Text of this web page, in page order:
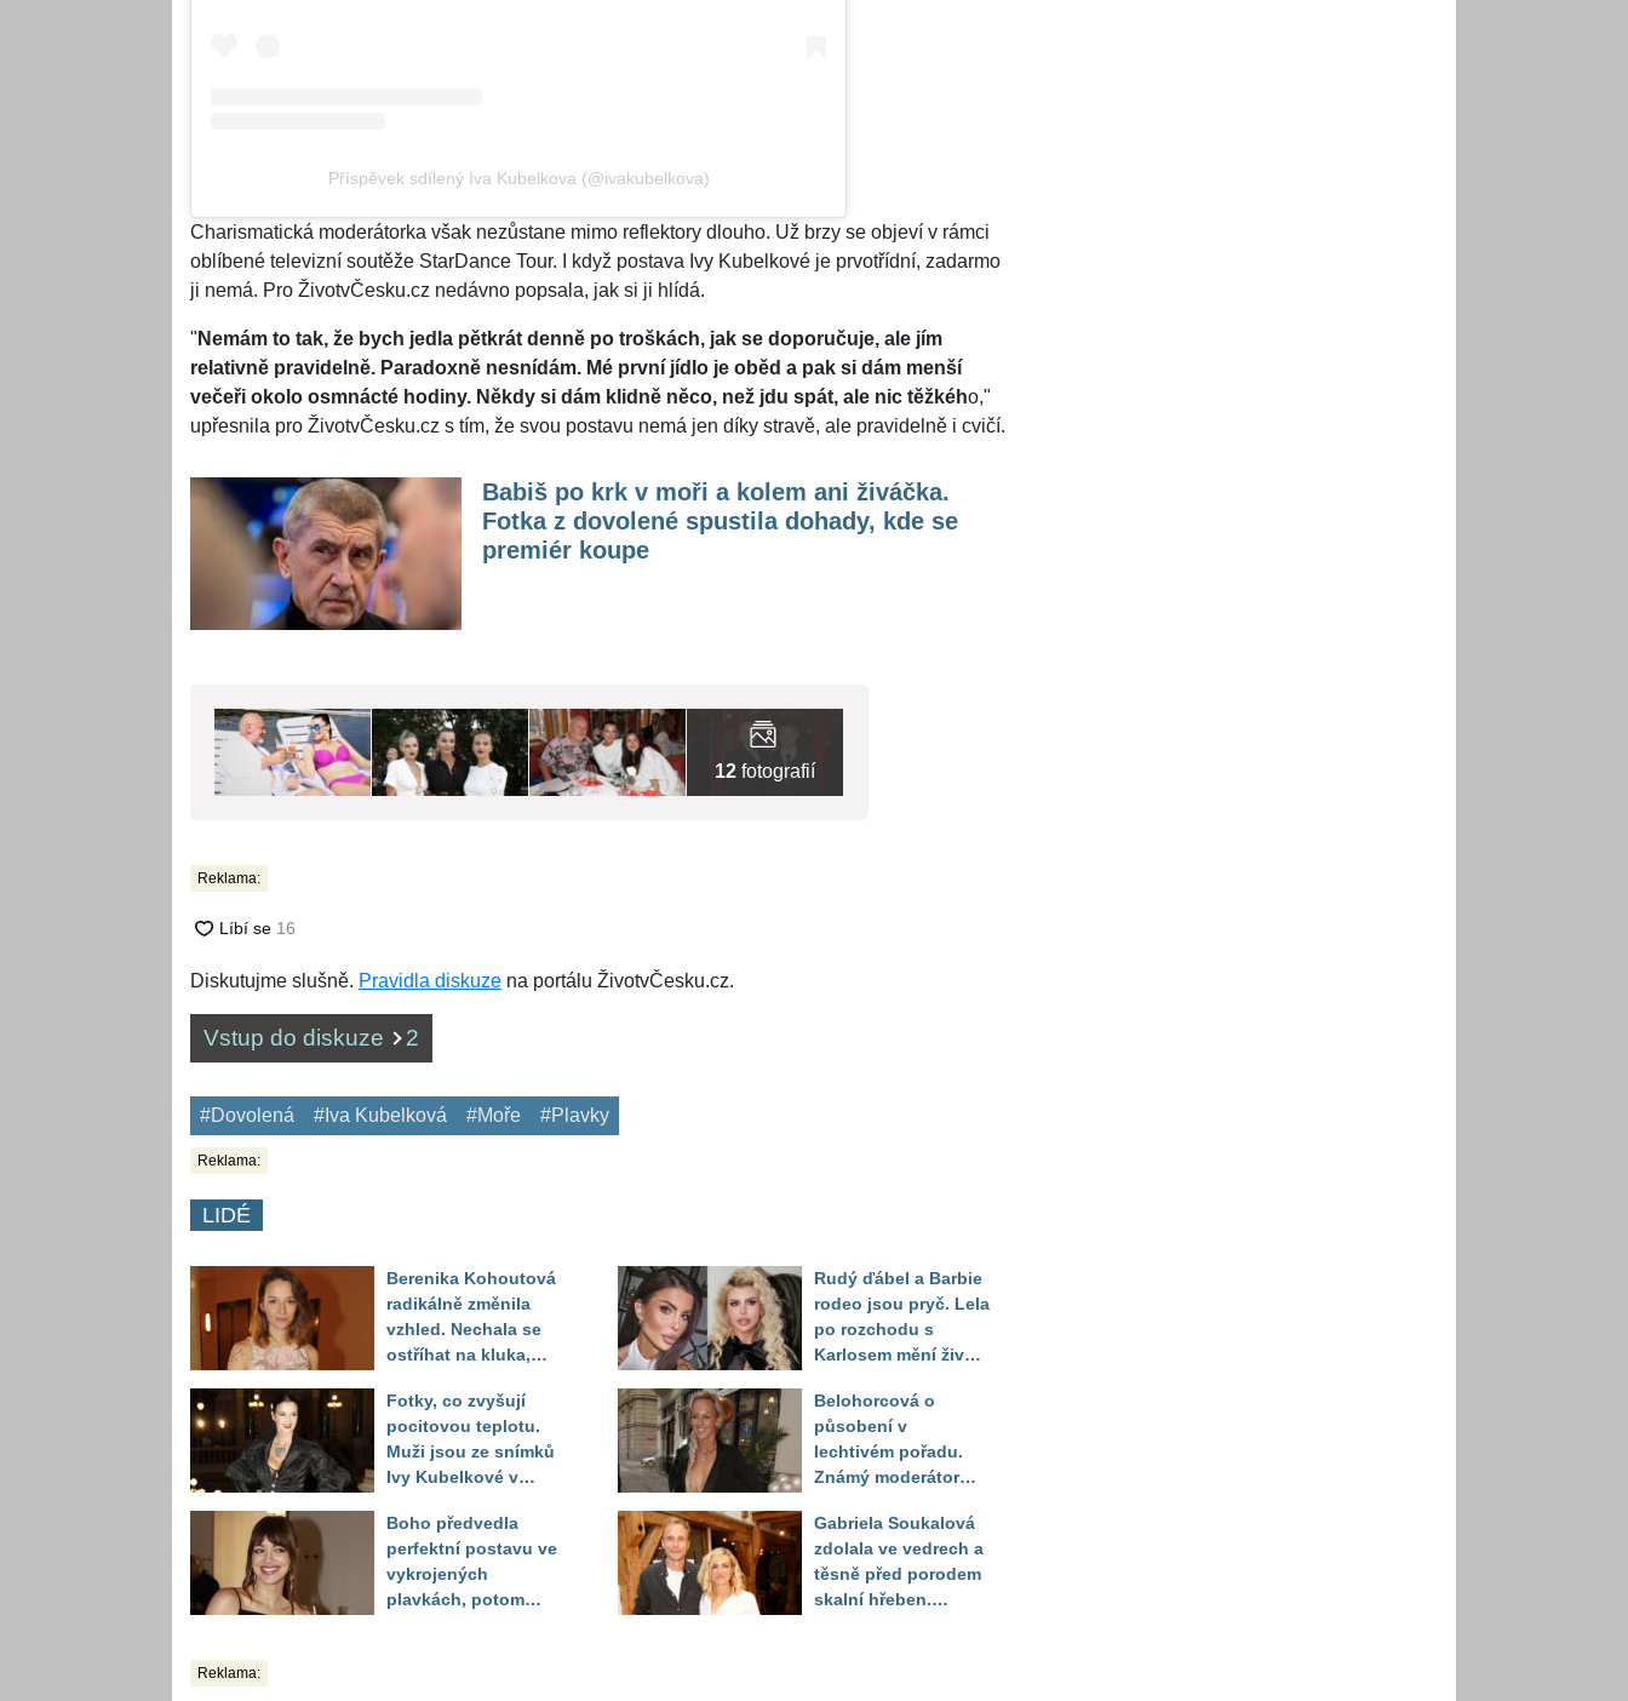
Příspěvek sdílený Iva Kubelkova (@ivakubelkova)
Charismatická moderátorka však nezůstane mimo reflektory dlouho. Už brzy se objeví v rámci
oblíbené televizní soutěže StarDance Tour. I když postava Ivy Kubelkové je prvotřídní, zadarmo
ji nemá. Pro ŽivotvČesku.cz nedávno popsala, jak si ji hlídá.
" Nemám to tak, že bych jedla pětkrát denně po troškách, jak se doporučuje, ale jím
relativně pravidelně. Paradoxně nesnídám. Mé první jídlo je oběd a pak si dám menší
večeři okolo osmnácté hodiny. Někdy si dám klidně něco, než jdu spát, ale nic těžkého,"
upřesnila pro ŽivotvČesku.cz s tím, že svou postavu nemá jen díky stravě, ale pravidelně i cvičí.
Babiš po krk v moři a kolem ani živáčka.
Fotka z dovolené spustila dohady, kde se
premiér koupe
12 fotografií
Reklama:
Diskutujme slušně. Pravidla diskuze na portálu ŽivotvČesku.cz.
Vstup do diskuze 2
#Dovolená #Iva Kubelková #Moře #Plavky
Reklama:
LIDÉ
Berenika Kohoutová
radikálně změnila
vzhled. Nechala se
ostříhat na kluka,
překvapily
Fotky, co zvyšují
pocitovou teplotu.
Muži jsou ze snímků
Ivy Kubelkové v
Boho předvedla
perfektní postavu ve
vykrojených
plavkách, potom
Rudý ďábel a Barbie
rodeo jsou pryč. Lela
po rozchodu s
Karlosem mění život i
Sandeva
Belohorcová o
působení v
lechtivém pořadu.
Známý moderátor
sledoval pod dekou
Gabriela Soukalová
zdolala ve vedrech a
těsně před porodem
skalní hřeben.
Reklama: